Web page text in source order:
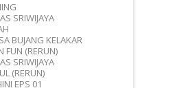
SRIWIJAYA
BUJANG KELAKAR
FUN (RERUN)
SRIWIJAYA
(RERUN)
EPS 01